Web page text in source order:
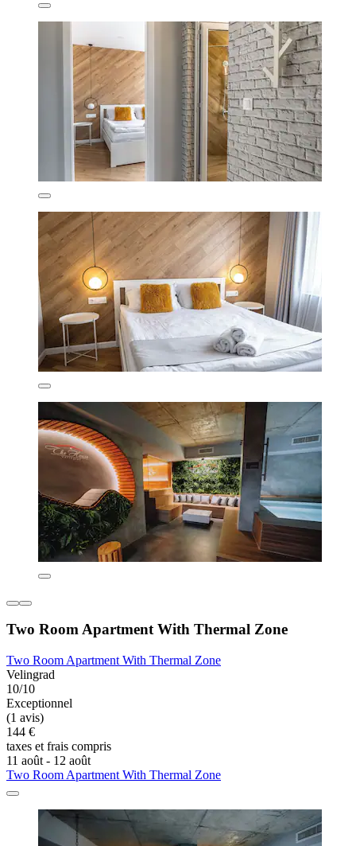
Two Room Apartment With Thermal Zone
Two Room Apartment With Thermal Zone
Velingrad
10/10
Exceptionnel
(1 avis)
144 €
taxes et frais compris
11 août - 12 août
Two Room Apartment With Thermal Zone